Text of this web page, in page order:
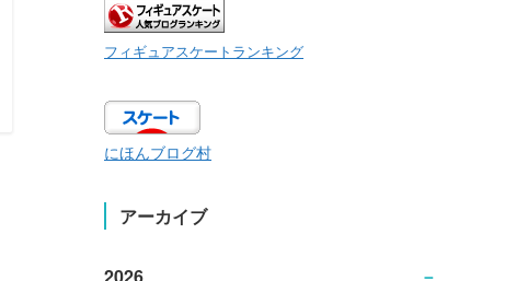
フィギュアスケートランキング
にほんブログ村
アーカイブ
2026